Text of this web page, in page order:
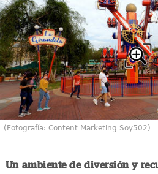
(Fotografía: Content Marketing Soy502)
Un ambiente de diversión y